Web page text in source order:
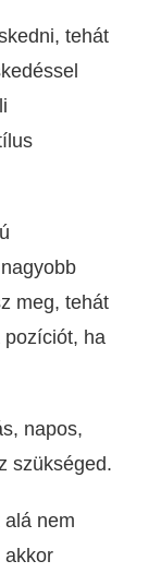
tehát
meg, tehát
ha
napos,
szükséged.
nem
akkor